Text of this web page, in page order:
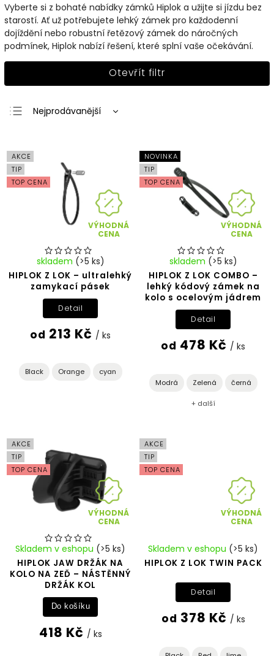
Vyberte si z bohaté nabídky zámků Hiplok a užijte si jízdu bez
starostí. Ať už potřebujete lehký zámek pro každodenní
dojíždění nebo robustní řetězový zámek do náročných
podmínek, Hiplok nabízí řešení, které splní vaše očekávání.
Otevřít filtr
Nejprodávanější
Nejdražší
Abecedně
AKCE
TIP
TOP CENA
VÝHODNÁ
CENA
HIPLOK Z LOK – ultralehký
zamykací pásek
skladem (>5 ks)
od 213 Kč / ks
Detail
Black Orange cyan
NOVINKA
TIP
TOP CENA
VÝHODNÁ
CENA
HIPLOK Z LOK COMBO –
lehký kódový zámek na
kolo s ocelovým jádrem
skladem (>5 ks)
od 478 Kč / ks
Detail
Modrá Zelená černá
+ další
AKCE
TIP
TOP CENA
VÝHODNÁ
CENA
HIPLOK JAW DRŽÁK NA
KOLO NA ZEĎ – NÁSTĚNNÝ
DRŽÁK KOL
Skladem v eshopu (>5 ks)
418 Kč / ks
Do košíku
AKCE
TIP
TOP CENA
VÝHODNÁ
CENA
HIPLOK Z LOK TWIN PACK
Skladem v eshopu (>5 ks)
od 378 Kč / ks
Detail